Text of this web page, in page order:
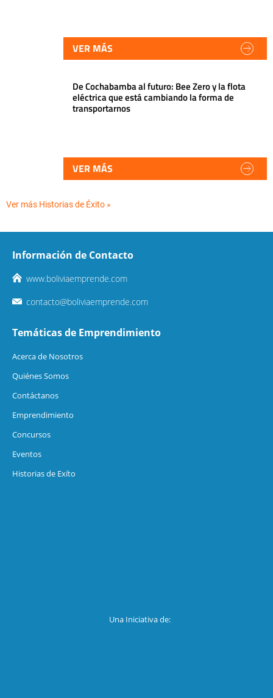
VER MÁS
De Cochabamba al futuro: Bee Zero y la flota
eléctrica que está cambiando la forma de
transportarnos
VER MÁS
Ver más Historias de Éxito »
Información de Contacto
www.boliviaemprende.com
contacto@boliviaemprende.com
Temáticas de Emprendimiento
Acerca de Nosotros
Quiénes Somos
Contáctanos
Emprendimiento
Concursos
Eventos
Historias de Exíto
Una Iniciativa de: